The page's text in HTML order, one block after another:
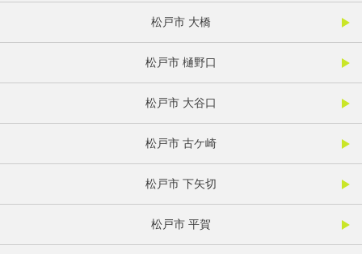
松戸市 大橋
松戸市 樋野口
松戸市 大谷口
松戸市 古ケ崎
松戸市 下矢切
松戸市 平賀